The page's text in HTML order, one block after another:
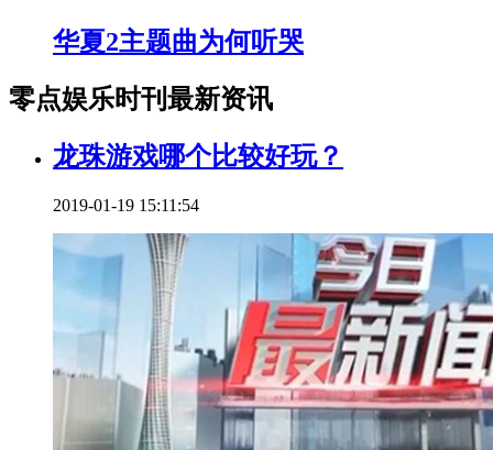
华夏2主题曲为何听哭
零点娱乐时刊最新资讯
龙珠游戏哪个比较好玩？
2019-01-19 15:11:54